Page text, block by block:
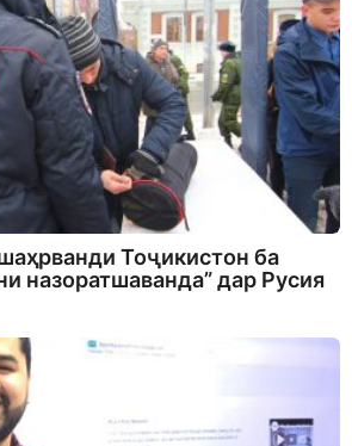
Тоҷикистон ба
назоратшаванда” дар Русия